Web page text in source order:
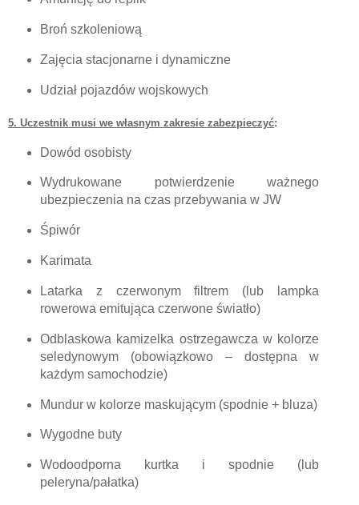
Broń szkoleniową
Zajęcia stacjonarne i dynamiczne
Udział pojazdów wojskowych
5. Uczestnik musi we własnym zakresie zabezpieczyć:
Dowód osobisty
Wydrukowane potwierdzenie ważnego
ubezpieczenia na czas przebywania w JW
Śpiwór
Karimata
Latarka z czerwonym filtrem (lub lampka
rowerowa emitująca czerwone światło)
Odblaskowa kamizelka ostrzegawcza w kolorze
seledynowym (obowiązkowo – dostępna w
każdym samochodzie)
Mundur w kolorze maskującym (spodnie + bluza)
Wygodne buty
Wodoodporna kurtka i spodnie (lub
peleryna/pałatka)